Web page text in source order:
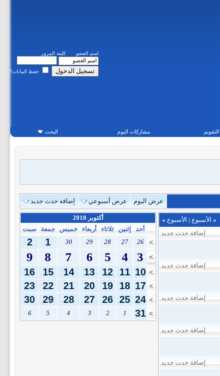
اسم العضو كلمة المرور
حفظ البيانات؟
التقويم مشاركات اليوم البحث
عرض اليوم عرض أسبوعي إضافة حدث جديد
« الأسبوع | الأسبوع »
إضافة حدث جديد
إضافة حدث جديد
إضافة حدث جديد
إضافة حدث جديد
إضافة حدث جديد
أكتوبر 2010
أحد
إثنين ثلاثاء أربعاء خميس جمعة
سبت
>
26
27
28
29
30
1
2
>
3
4
5
6
7
8
9
>
10
11
12
13
14
15
16
>
17
18
19
20
21
22
23
>
24
25
26
27
28
29
30
>
31
1
2
3
4
5
6